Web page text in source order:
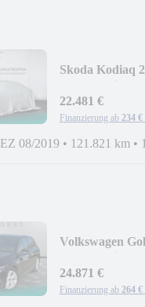
Skoda Kodiaq
22.481 €
Finanzierung ab 234 €
EZ 08/2019 • 121.821 km •
Volkswagen
24.871 €
Finanzierung ab 264 €